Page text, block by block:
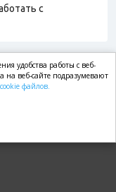
с
удобства работы с веб-
на веб-сайте подразумевают
файлов.